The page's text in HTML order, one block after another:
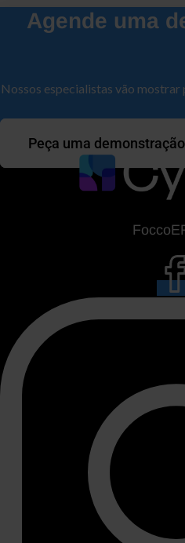
Agende uma
Nossos especialistas vão
Peça uma demonstração